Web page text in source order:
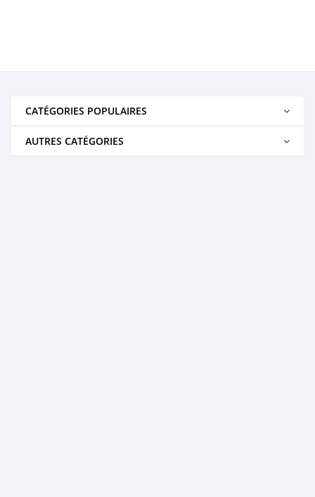
CATÉGORIES POPULAIRES
AUTRES CATÉGORIES